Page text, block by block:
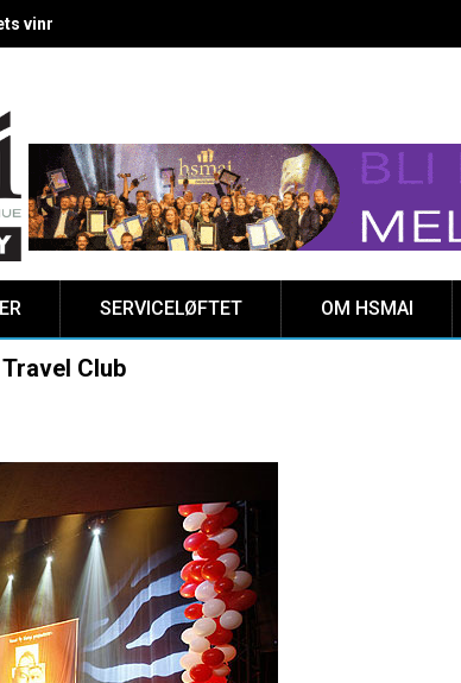
vinnere kåret på Clarion Hotel The HUB
SERVICELØFTET OM HSMAI
Club